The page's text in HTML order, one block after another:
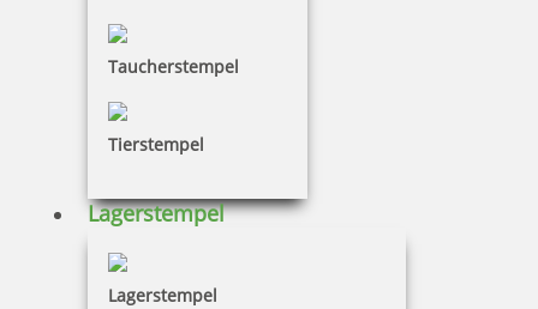
Taucherstempel
Tierstempel
Lagerstempel
Lagerstempel